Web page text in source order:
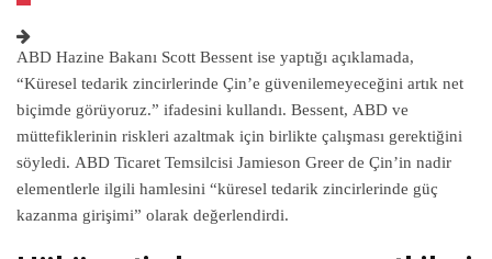
ABD Hazine Bakanı Scott Bessent ise yaptığı açıklamada,
“Küresel tedarik zincirlerinde Çin’e güvenilemeyeceğini artık net
biçimde görüyoruz.” ifadesini kullandı. Bessent, ABD ve
müttefiklerinin riskleri azaltmak için birlikte çalışması gerektiğini
söyledi. ABD Ticaret Temsilcisi Jamieson Greer de Çin’in nadir
elementlerle ilgili hamlesini “küresel tedarik zincirlerinde güç
kazanma girişimi” olarak değerlendirdi.